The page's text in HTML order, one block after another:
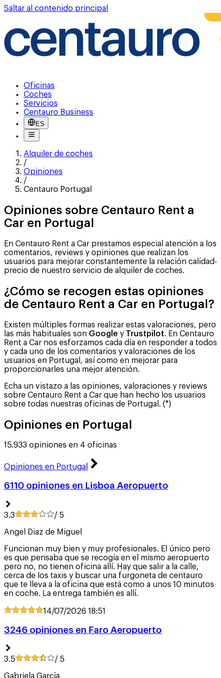
Saltar al contenido principal
Oficinas
Coches
Servicios
Centauro Business
ES
Alquiler de coches
/
Opiniones
/
Centauro Portugal
Opiniones sobre Centauro Rent a
Car en Portugal
En Centauro Rent a Car prestamos especial atención a los
comentarios, reviews y opiniones que realizan los
usuarios para mejorar constantemente la relación calidad-
precio de nuestro servicio de alquiler de coches.
¿Cómo se recogen estas opiniones
de Centauro Rent a Car en Portugal?
Existen múltiples formas realizar estas valoraciones, pero
las más habituales son Google y Trustpilot. En Centauro
Rent a Car nos esforzamos cada día en responder a todos
y cada uno de los comentarios y valoraciones de los
usuarios en Portugal, así como en mejorar para
proporcionarles una mejor atención.
Echa un vistazo a las opiniones, valoraciones y reviews
sobre Centauro Rent a Car que han hecho los usuarios
sobre todas nuestras oficinas de Portugal. (*)
Opiniones en Portugal
15.933 opiniones en 4 oficinas
Opiniones en Portugal
6110 opiniones en Lisboa Aeropuerto
3.3 / 5
Angel Diaz de Miguel
Funcionan muy bien y muy profesionales. El único pero
es que pensaba que se recogía en el mismo aeropuerto
pero no, no tienen oficina allí. Hay que salir a la calle,
cerca de los taxis y buscar una furgoneta de centauro
que te lleva a la oficina que está como a unos 10 minutos
en coche. La entrega también es allí.
14/07/2026 18:51
3246 opiniones en Faro Aeropuerto
3.5 / 5
Gabriela García